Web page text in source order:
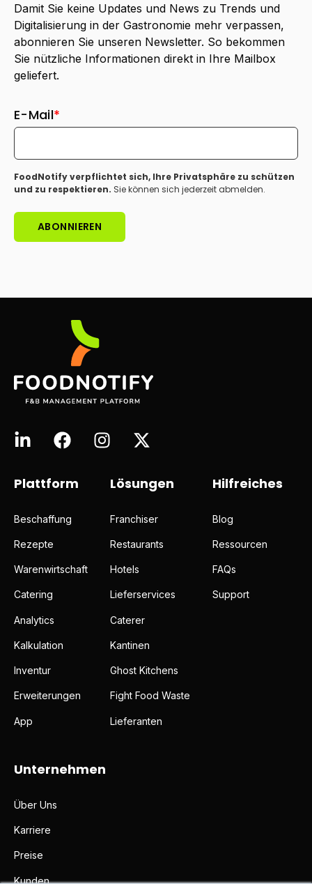
Damit Sie keine Updates und News zu Trends und
Digitalisierung in der Gastronomie mehr verpassen,
abonnieren Sie unseren Newsletter. So bekommen
Sie nützliche Informationen direkt in Ihre Mailbox
geliefert.
E-Mail*
FoodNotify verpflichtet sich, Ihre Privatsphäre zu schützen
und zu respektieren. Sie können sich jederzeit abmelden.
Plattform
Beschaffung
Rezepte
Warenwirtschaft
Catering
Analytics
Kalkulation
Inventur
Erweiterungen
App
Lösungen
Franchiser
Restaurants
Hotels
Lieferservices
Caterer
Kantinen
Ghost Kitchens
Fight Food Waste
Lieferanten
Hilfreiches
Blog
Ressourcen
FAQs
Support
Unternehmen
Über Uns
Karriere
Preise
Kunden